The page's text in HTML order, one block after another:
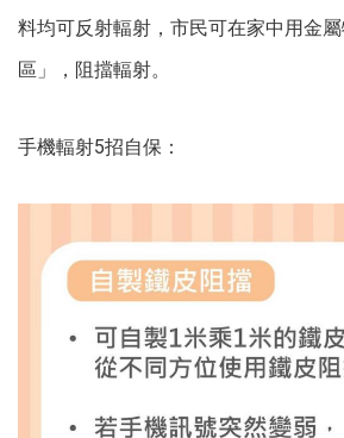
料均可反射輻射，市民可在家中用金
區」，阻擋輻射。
手機輻射5招自保：